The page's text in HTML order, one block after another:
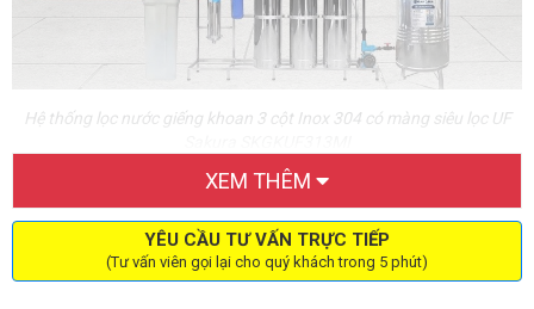
Hệ thống lọc nước giếng khoan 3 cột Inox 304 có màng siêu lọc UF
Thông số kỹ thuật của máy lọc nước giếng
khoan Sakura SKGKUF313MI
Hệ thống lọc nước giếng khoan inox 304 3 cột
XEM THÊM
YÊU CẦU TƯ VẤN TRỰC TIẾP
(Tư vấn viên gọi lại cho quý khách trong 5 phút)